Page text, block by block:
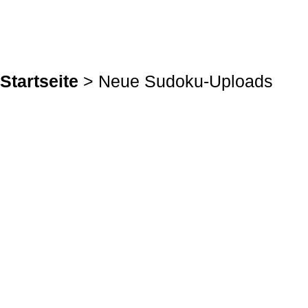
Startseite > Neue Sudoku-Uploads